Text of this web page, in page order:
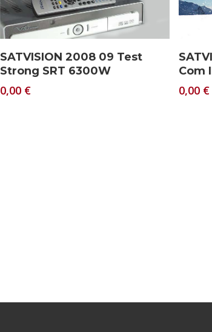
Download
SATVISION 2008 09 Test
Strong SRT 6300W
0,00 €
Com
0,00 €